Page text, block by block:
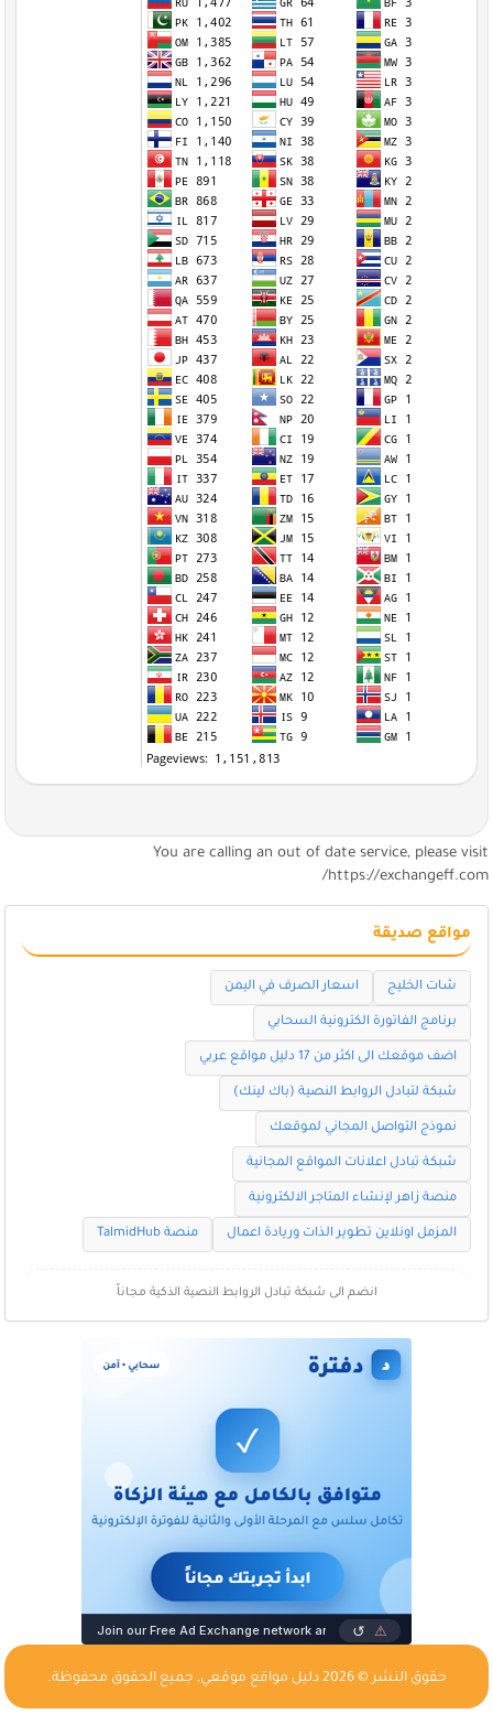
You are calling an out of date service, please visit
https://exchangeff.com/
مواقع صديقة
شات الخليج اسعار الصرف في اليمن
برنامج الفاتورة الكترونية السحابي
اضف موقعك الى اكثر من 17 دليل مواقع عربي
شبكة لتبادل الروابط النصية (باك لينك)
نموذج التواصل المجاني لموقعك
شبكة تبادل اعلانات المواقع المجانية
منصة زاهر لإنشاء المتاجر الالكترونية
المزمل اونلاين تطوير الذات وريادة اعمال منصة TalmidHub
انضم الى شبكة تبادل الروابط النصية الذكية مجاناً
حقوق النشر © 2026 دليل مواقع موقعي , جميع الحقوق محفوظة.